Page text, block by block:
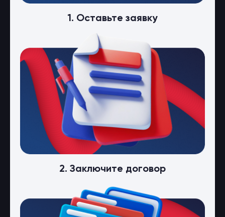
1. Оставьте заявку
2. Заключите договор